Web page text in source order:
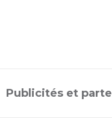
Publicités et